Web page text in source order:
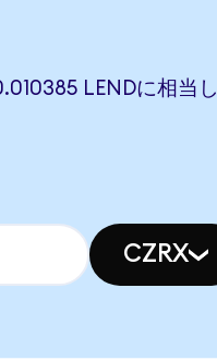
LENDに相当し
CZRX